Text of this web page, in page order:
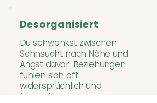
Desorganisiert
Du schwankst zwischen
Sehnsucht nach Nähe und
Angst davor. Beziehungen
fühlen sich oft
widersprüchlich und
überwältigend an.